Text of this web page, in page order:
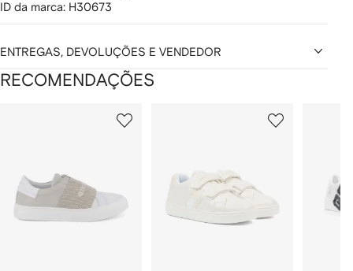
ID da marca: H30673
ENTREGAS, DEVOLUÇÕES E VENDEDOR
RECOMENDAÇÕES